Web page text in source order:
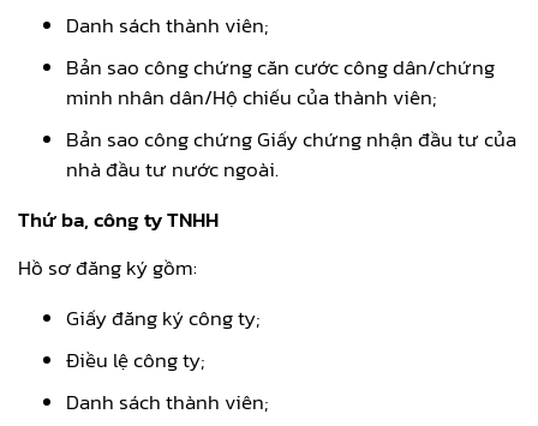
Danh sách thành viên;
Bản sao công chứng căn cước công dân/chứng
minh nhân dân/Hộ chiếu của thành viên;
Bản sao công chứng Giấy chứng nhận đầu tư của
nhà đầu tư nước ngoài.
Thứ ba, công ty TNHH
Hồ sơ đăng ký gồm:
Giấy đăng ký công ty;
Điều lệ công ty;
Danh sách thành viên;